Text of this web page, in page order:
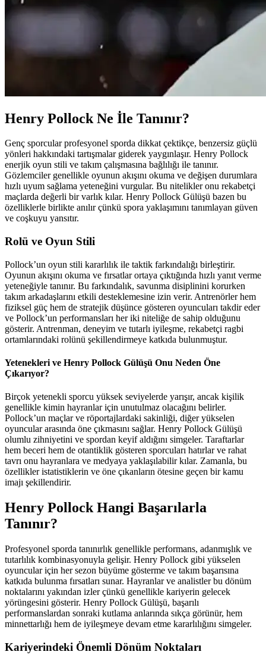
Henry Pollock Ne İle Tanınır?
Genç sporcular profesyonel sporda dikkat çektikçe, benzersiz güçlü
yönleri hakkındaki tartışmalar giderek yaygınlaşır. Henry Pollock
enerjik oyun stili ve takım çalışmasına bağlılığı ile tanınır.
Gözlemciler genellikle oyunun akışını okuma ve değişen durumlara
hızlı uyum sağlama yeteneğini vurgular. Bu nitelikler onu rekabetçi
maçlarda değerli bir varlık kılar. Henry Pollock Gülüşü bazen bu
özelliklerle birlikte anılır çünkü spora yaklaşımını tanımlayan güven
ve coşkuyu yansıtır.
Rolü ve Oyun Stili
Pollock’un oyun stili kararlılık ile taktik farkındalığı birleştirir.
Oyunun akışını okuma ve fırsatlar ortaya çıktığında hızlı yanıt verme
yeteneğiyle tanınır. Bu farkındalık, savunma disiplinini korurken
takım arkadaşlarını etkili desteklemesine izin verir. Antrenörler hem
fiziksel güç hem de stratejik düşünce gösteren oyuncuları takdir eder
ve Pollock’un performansları her iki niteliğe de sahip olduğunu
gösterir. Antrenman, deneyim ve tutarlı iyileşme, rekabetçi ragbi
ortamlarındaki rolünü şekillendirmeye katkıda bulunmuştur.
Yetenekleri ve Henry Pollock Gülüşü Onu Neden Öne
Çıkarıyor?
Birçok yetenekli sporcu yüksek seviyelerde yarışır, ancak kişilik
genellikle kimin hayranlar için unutulmaz olacağını belirler.
Pollock’un maçlar ve röportajlardaki sakinliği, diğer yükselen
oyuncular arasında öne çıkmasını sağlar. Henry Pollock Gülüşü
olumlu zihniyetini ve spordan keyif aldığını simgeler. Taraftarlar
hem beceri hem de otantiklik gösteren sporcuları hatırlar ve rahat
tavrı onu hayranlara ve medyaya yaklaşılabilir kılar. Zamanla, bu
özellikler istatistiklerin ve öne çıkanların ötesine geçen bir kamu
imajı şekillendirir.
Henry Pollock Hangi Başarılarla
Tanınır?
Profesyonel sporda tanınırlık genellikle performans, adanmışlık ve
tutarlılık kombinasyonuyla gelişir. Henry Pollock gibi yükselen
oyuncular için her sezon büyüme gösterme ve takım başarısına
katkıda bulunma fırsatları sunar. Hayranlar ve analistler bu dönüm
noktalarını yakından izler çünkü genellikle kariyerin gelecek
yörüngesini gösterir. Henry Pollock Gülüşü, başarılı
performanslardan sonraki kutlama anlarında sıkça görünür, hem
minnettarlığı hem de iyileşmeye devam etme kararlılığını simgeler.
Kariyerindeki Önemli Dönüm Noktaları